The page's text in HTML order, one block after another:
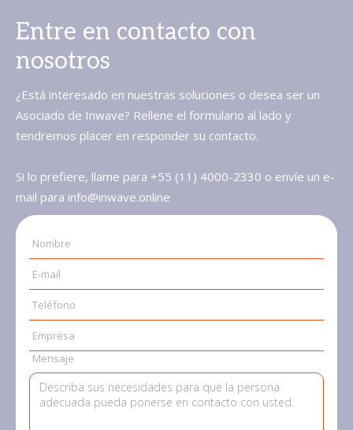
Entre en contacto con
nosotros
¿Está interesado en nuestras soluciones o desea ser un
Asociado de Inwave? Rellene el formulario al lado y
tendremos placer en responder su contacto.
Si lo prefiere, llame para +55 (11) 4000-2330 o envíe un e-
mail para info@inwave.online
Nombre
E-mail
Teléfono
Empresa
Mensaje